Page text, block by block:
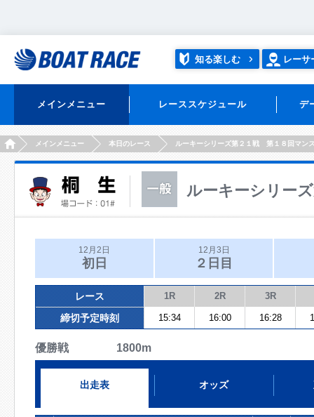
知る楽しむ レーサ
メインメニュー レーススケジュール デ
HOMEメインメニュー 本日のレース ルーキーシリーズ第２１戦 第１８回マン
ルーキーシリー
12月2日
初日
12月3日
２日目
レース 1R 2R 3R
締切予定時刻 15:34 16:00 16:28
優勝戦 1800m
出走表 オッズ